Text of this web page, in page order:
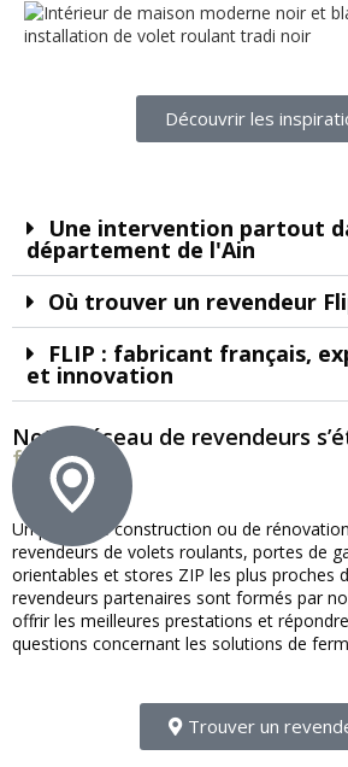
Découvrir les
Une intervention partout
département de l'Ain
Où trouver un revendeur
FLIP : fabricant français,
et innovation
Notre réseau de revendeurs
france !
Un projet de construction ou de
revendeurs de volets roulants, portes de
orientables et stores ZIP les plus proches
revendeurs partenaires sont formés par
offrir les meilleures prestations et
questions concernant les solutions de
Trouver un